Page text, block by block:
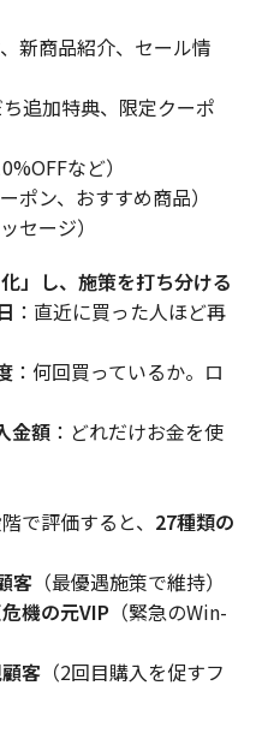
新商品紹介、セール情
追加特典、限定クーポ
など）
ポン、おすすめ商品）
セージ）
」し、施策を打ち分ける
：直近に買った人ほど再
：何回買っているか。ロ
金額 ：どれだけお金を使
で評価すると、 27種類の
客 （最優遇施策で維持）
機の元VIP （緊急のWin-
客 （2回目購入を促すフ